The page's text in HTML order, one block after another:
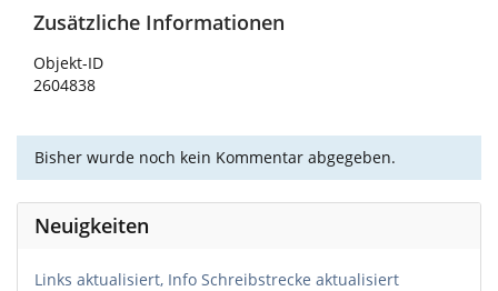
Zusätzliche Informationen
Objekt-ID
2604838
Bisher wurde noch kein Kommentar abgegeben.
Neuigkeiten
Links aktualisiert, Info Schreibstrecke aktualisiert